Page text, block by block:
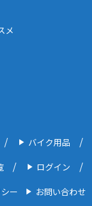
メ
バイク用品
ログイン
ー お問い合わせ